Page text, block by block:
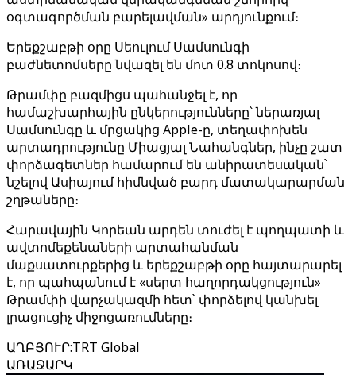
օգտագործման բարելավման» արդյունքում։
Երեքշաբթի օրը Սեուլում Սամսունգի
բաժնետոմսերը նվազել են մոտ 0.8 տոկոսով։
Թրամփը բազմիցս պահանջել է, որ
համաշխարհային ընկերությունները՝ ներառյալ
Սամսունգը և մրցակից Apple-ը, տեղափոխեն
արտադրությունը Միացյալ Նահանգներ, ինչը շատ
փորձագետներ համարում են անիրատեսական՝
նշելով Ասիայում հիմնված բարդ մատակարարման
շղթաները։
Հարավային Կորեան արդեն տուժել է պողպատի և
ավտոմեքենաների արտահանման
մաքսատուրքերից և երեքշաբթի օրը հայտարարել
է, որ պահպանում է «սերտ հաղորդակցություն»
Թրամփի վարչակազմի հետ՝ փորձելով կանխել
լրացուցիչ միջոցառումները։
ԱՂԲՅՈՒՐ:TRT Global
ԱՌԱՋԱՐԿ